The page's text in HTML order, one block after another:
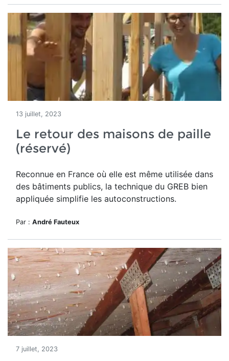
13 juillet, 2023
Le retour des maisons de paille
(réservé)
Reconnue en France où elle est même utilisée dans
des bâtiments publics, la technique du GREB bien
appliquée simplifie les autoconstructions.
Par : André Fauteux
7 juillet, 2023